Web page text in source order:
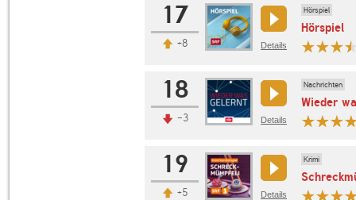
17
+8 Details
Hörspiel
Hörspiel
18
-3 Details
Nachrichten
Wieder
19
+5 Details
Krimi